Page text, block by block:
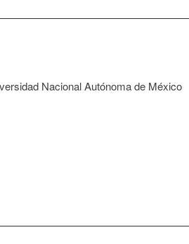
Nacional Autónoma de México